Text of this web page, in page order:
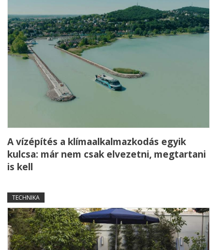
A vízépítés a klímaalkalmazkodás egyik
kulcsa: már nem csak elvezetni, megtartani
is kell
TECHNIKA